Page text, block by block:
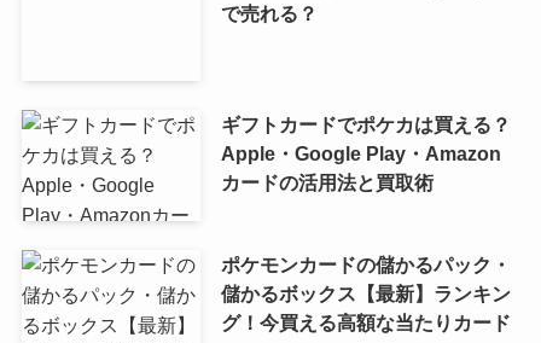
で売れる？
ギフトカードでポケカは買える？
Apple・Google Play・Amazon
カードの活用法と買取術
ポケモンカードの儲かるパック・
儲かるボックス【最新】ランキン
グ！今買える高額な当たりカード